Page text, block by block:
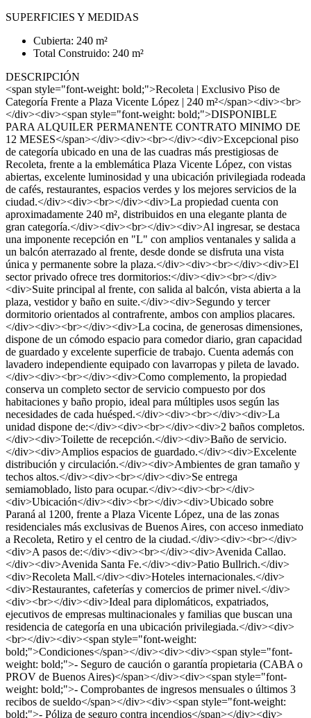
SUPERFICIES Y MEDIDAS
Cubierta: 240 m²
Total Construido: 240 m²
DESCRIPCIÓN
<span style="font-weight: bold;">Recoleta | Exclusivo Piso de
Categoría Frente a Plaza Vicente López | 240 m²</span><div><br>
</div><div><span style="font-weight: bold;">DISPONIBLE
PARA ALQUILER PERMANENTE CONTRATO MINIMO DE
12 MESES</span></div><div><br></div><div>Excepcional piso
de categoría ubicado en una de las cuadras más prestigiosas de
Recoleta, frente a la emblemática Plaza Vicente López, con vistas
abiertas, excelente luminosidad y una ubicación privilegiada rodeada
de cafés, restaurantes, espacios verdes y los mejores servicios de la
ciudad.</div><div><br></div><div>La propiedad cuenta con
aproximadamente 240 m², distribuidos en una elegante planta de
gran categoría.</div><div><br></div><div>Al ingresar, se destaca
una imponente recepción en "L" con amplios ventanales y salida a
un balcón aterrazado al frente, desde donde se disfruta una vista
única y permanente sobre la plaza.</div><div><br></div><div>El
sector privado ofrece tres dormitorios:</div><div><br></div>
<div>Suite principal al frente, con salida al balcón, vista abierta a la
plaza, vestidor y baño en suite.</div><div>Segundo y tercer
dormitorio orientados al contrafrente, ambos con amplios placares.
</div><div><br></div><div>La cocina, de generosas dimensiones,
dispone de un cómodo espacio para comedor diario, gran capacidad
de guardado y excelente superficie de trabajo. Cuenta además con
lavadero independiente equipado con lavarropas y pileta de lavado.
</div><div><br></div><div>Como complemento, la propiedad
conserva un completo sector de servicio compuesto por dos
habitaciones y baño propio, ideal para múltiples usos según las
necesidades de cada huésped.</div><div><br></div><div>La
unidad dispone de:</div><div><br></div><div>2 baños completos.
</div><div>Toilette de recepción.</div><div>Baño de servicio.
</div><div>Amplios espacios de guardado.</div><div>Excelente
distribución y circulación.</div><div>Ambientes de gran tamaño y
techos altos.</div><div><br></div><div>Se entrega
semiamoblado, listo para ocupar.</div><div><br></div>
<div>Ubicación</div><div><br></div><div>Ubicado sobre
Paraná al 1200, frente a Plaza Vicente López, una de las zonas
residenciales más exclusivas de Buenos Aires, con acceso inmediato
a Recoleta, Retiro y el centro de la ciudad.</div><div><br></div>
<div>A pasos de:</div><div><br></div><div>Avenida Callao.
</div><div>Avenida Santa Fe.</div><div>Patio Bullrich.</div>
<div>Recoleta Mall.</div><div>Hoteles internacionales.</div>
<div>Restaurantes, cafeterías y comercios de primer nivel.</div>
<div><br></div><div>Ideal para diplomáticos, expatriados,
ejecutivos de empresas multinacionales y familias que buscan una
residencia de categoría en una ubicación privilegiada.</div><div>
<br></div><div><span style="font-weight:
bold;">Condiciones</span></div><div><div><span style="font-
weight: bold;">- Seguro de caución o garantía propietaria (CABA o
PROV de Buenos Aires)</span></div><div><span style="font-
weight: bold;">- Comprobantes de ingresos mensuales o últimos 3
recibos de sueldo</span></div><div><span style="font-weight:
bold;">- Póliza de seguro contra incendios</span></div><div>